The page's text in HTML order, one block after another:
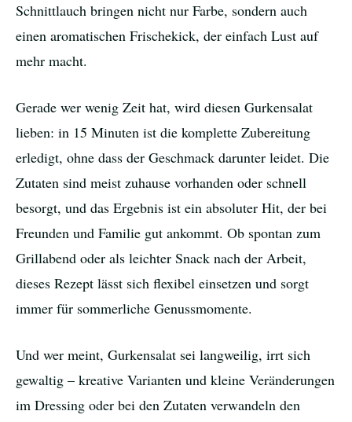
Schnittlauch bringen nicht nur Farbe, sondern auch
einen aromatischen Frischekick, der einfach Lust auf
mehr macht.
Gerade wer wenig Zeit hat, wird diesen Gurkensalat
lieben: in 15 Minuten ist die komplette Zubereitung
erledigt, ohne dass der Geschmack darunter leidet. Die
Zutaten sind meist zuhause vorhanden oder schnell
besorgt, und das Ergebnis ist ein absoluter Hit, der bei
Freunden und Familie gut ankommt. Ob spontan zum
Grillabend oder als leichter Snack nach der Arbeit,
dieses Rezept lässt sich flexibel einsetzen und sorgt
immer für sommerliche Genussmomente.
Und wer meint, Gurkensalat sei langweilig, irrt sich
gewaltig – kreative Varianten und kleine Veränderungen
im Dressing oder bei den Zutaten verwandeln den